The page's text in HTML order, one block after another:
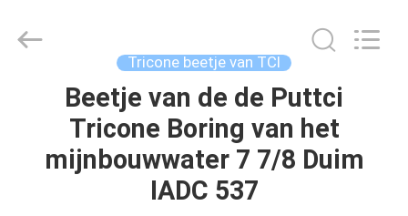
PRODUCTEN
Leverancier.
Copyright
tcitriconebit.com.
Tricone beetje van TCI
Beetje van de de Puttci
Tricone Boring van het
mijnbouwwater 7 7/8 Duim
IADC 537